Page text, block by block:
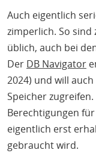
Auch eigentlich
zimperlich. So
üblich, auch bei
Der DB Navigator
2024) und will
Speicher
Berechtigungen
eigentlich erst
gebraucht wird.